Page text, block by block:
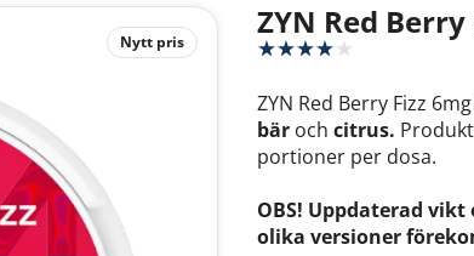
Nytt pris
ZYN Red
ZYN Red Berry Fizz
bär och citrus.
portioner per dosa.
OBS! Uppdaterad
olika versioner